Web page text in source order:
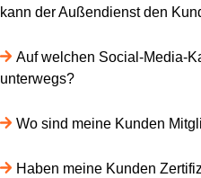
kann der Außendienst den
Auf welchen Social-Media-
unterwegs?
Wo sind meine Kunden
Haben meine Kunden